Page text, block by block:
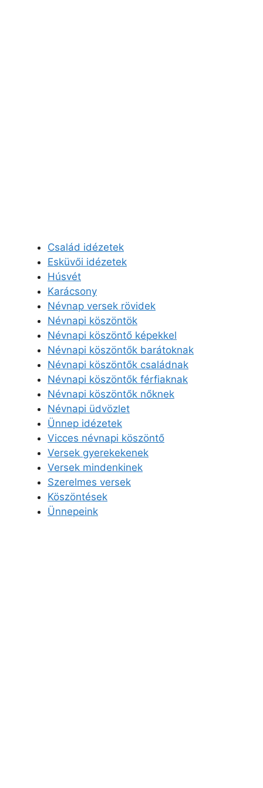
Család idézetek
Esküvői idézetek
Húsvét
Karácsony
Névnap versek rövidek
Névnapi köszöntök
Névnapi köszöntő képekkel
Névnapi köszöntők barátoknak
Névnapi köszöntők családnak
Névnapi köszöntők férfiaknak
Névnapi köszöntők nőknek
Névnapi üdvözlet
Ünnep idézetek
Vicces névnapi köszöntő
Versek gyerekekenek
Versek mindenkinek
Szerelmes versek
Köszöntések
Ünnepeink